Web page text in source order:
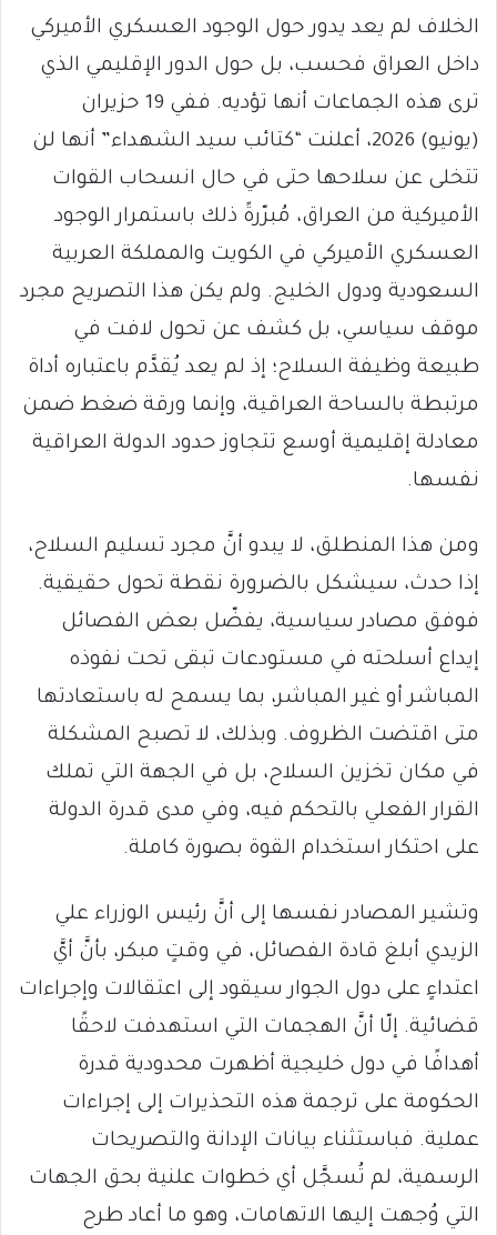
الخلاف لم يعد يدور حول الوجود العسكري الأميركي
داخل العراق فحسب، بل حول الدور الإقليمي الذي
ترى هذه الجماعات أنها تؤديه. ففي 19 حزيران
(يونيو) 2026، أعلنت “كتائب سيد الشهداء” أنها لن
تتخلى عن سلاحها حتى في حال انسحاب القوات
الأميركية من العراق، مُبرّرةً ذلك باستمرار الوجود
العسكري الأميركي في الكويت والمملكة العربية
السعودية ودول الخليج. ولم يكن هذا التصريح مجرد
موقف سياسي، بل كشف عن تحول لافت في
طبيعة وظيفة السلاح؛ إذ لم يعد يُقدَّم باعتباره أداة
مرتبطة بالساحة العراقية، وإنما ورقة ضغط ضمن
معادلة إقليمية أوسع تتجاوز حدود الدولة العراقية
نفسها.
ومن هذا المنطلق، لا يبدو أنَّ مجرد تسليم السلاح،
إذا حدث، سيشكل بالضرورة نقطة تحول حقيقية.
فوفق مصادر سياسية، يفضّل بعض الفصائل
إيداع أسلحته في مستودعات تبقى تحت نفوذه
المباشر أو غير المباشر، بما يسمح له باستعادتها
متى اقتضت الظروف. وبذلك، لا تصبح المشكلة
في مكان تخزين السلاح، بل في الجهة التي تملك
القرار الفعلي بالتحكم فيه، وفي مدى قدرة الدولة
على احتكار استخدام القوة بصورة كاملة.
وتشير المصادر نفسها إلى أنَّ رئيس الوزراء علي
الزيدي أبلغ قادة الفصائل، في وقتٍ مبكر، بأنَّ أيَّ
اعتداءٍ على دول الجوار سيقود إلى اعتقالات وإجراءات
قضائية. إلّا أنَّ الهجمات التي استهدفت لاحقًا
أهدافًا في دول خليجية أظهرت محدودية قدرة
الحكومة على ترجمة هذه التحذيرات إلى إجراءات
عملية. فباستثناء بيانات الإدانة والتصريحات
الرسمية، لم تُسجَّل أي خطوات علنية بحق الجهات
التي وُجهت إليها الاتهامات، وهو ما أعاد طرح